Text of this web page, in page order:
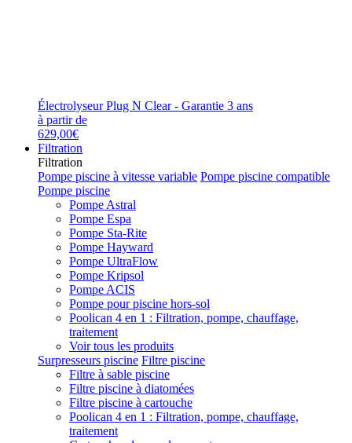
Électrolyseur Plug N Clear - Garantie 3 ans
à partir de
629,00€
Filtration
Filtration
Pompe piscine à vitesse variable Pompe piscine compatible
Pompe piscine
Pompe Astral
Pompe Espa
Pompe Sta-Rite
Pompe Hayward
Pompe UltraFlow
Pompe Kripsol
Pompe ACIS
Pompe pour piscine hors-sol
Poolican 4 en 1 : Filtration, pompe, chauffage,
traitement
Voir tous les produits
Surpresseurs piscine Filtre piscine
Filtre à sable piscine
Filtre piscine à diatomées
Filtre piscine à cartouche
Poolican 4 en 1 : Filtration, pompe, chauffage,
traitement